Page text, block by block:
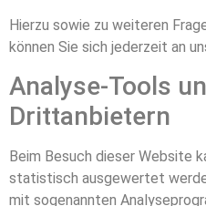
Hierzu sowie zu weiteren
können Sie sich jederzeit an
Analyse-Tools
Dritt­anbietern
Beim Besuch dieser Website
statistisch ausgewertet
mit sogenannten